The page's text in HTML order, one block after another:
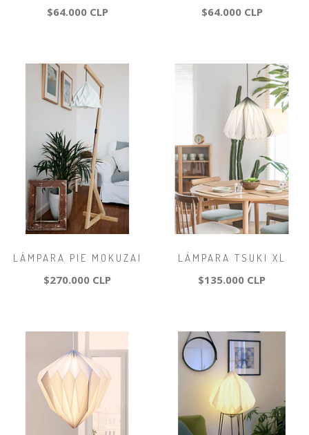
$64.000 CLP $64.000 CLP
LÁMPARA PIE MOKUZAI
$270.000 CLP
LÁMPARA TSUKI XL
$135.000 CLP